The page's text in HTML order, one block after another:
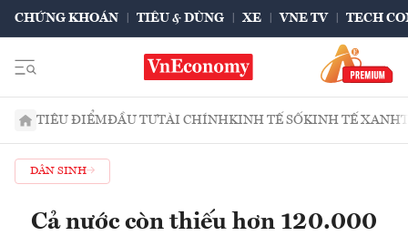
CHỨNG KHOÁN TIÊU & DÙNG XE VNE TV TECH
TIÊU ĐIỂMĐẦU TƯTÀI CHÍNHKINH TẾ SỐKINH TẾ XANH
DÂN SINH
Cả nước còn thiếu hơn 120.000